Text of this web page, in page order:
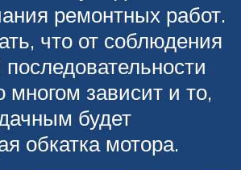
ремонтных работ.
что от соблюдения
многом зависит и то,
будет
обкатка мотора.